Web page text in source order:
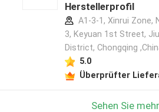
Herstellerprofil
A1-3-1, Xinrui Zone,
3, Keyuan 1st Street,
District, Chongqing
5.0
Überprüfter
Sehen Sie